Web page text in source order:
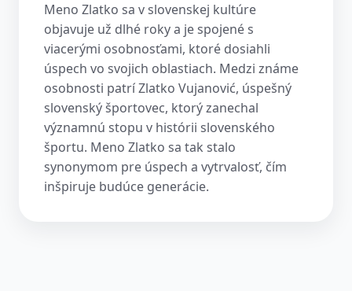
Meno Zlatko sa v slovenskej kultúre
objavuje už dlhé roky a je spojené s
viacerými osobnosťami, ktoré dosiahli
úspech vo svojich oblastiach. Medzi známe
osobnosti patrí Zlatko Vujanović, úspešný
slovenský športovec, ktorý zanechal
významnú stopu v histórii slovenského
športu. Meno Zlatko sa tak stalo
synonymom pre úspech a vytrvalosť, čím
inšpiruje budúce generácie.